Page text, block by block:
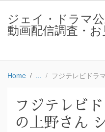
ジェイ・ドラマ
動画配信調査・
Home フジテレビドラマ「ラブホの上野さん シーズン2/Rabuho no Ueno-san season2（第2期）」のオンラインデジタル動画配
フジテレビ
の上野さん